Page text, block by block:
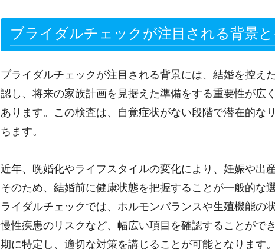
ブライダルチェックが注目される背景
ブライダルチェックが注目される背景には、結婚を控え
認し、将来の家族計画を見据えた準備をする重要性が広
あります。この検査は、自覚症状がない段階で潜在的な
ちます。
近年、晩婚化やライフスタイルの変化により、妊娠や出
そのため、結婚前に健康状態を把握することが一般的な
ライダルチェックでは、ホルモンバランスや生殖機能の
慢性疾患のリスクなど、幅広い項目を確認することがで
期に特定し、適切な対策を講じることが可能となります。